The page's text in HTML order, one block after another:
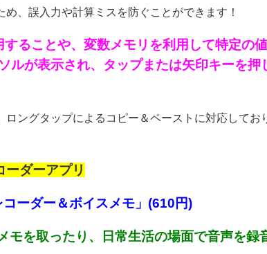
、誤入力や計算ミスを防ぐことができます！
ることや、変数メモリを利用して特定の
ルが表示され、タップまたは矢印キーを
ロングタップによるコピー＆ペーストに対応して
ーダーアプリ
ーダー＆ボイスメモ」(610円)
モを取ったり、日常生活の場面で音声を録